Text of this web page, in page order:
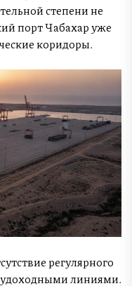
степени не
порт Чабахар уже
коридоры.
регулярного
линиями.